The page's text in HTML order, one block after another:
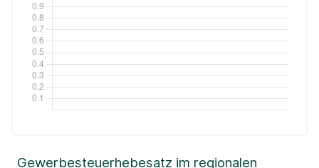
Gewerbesteuerhebesatz im regionalen